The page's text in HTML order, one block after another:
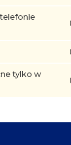
tylko w